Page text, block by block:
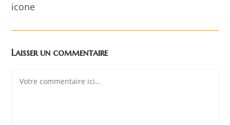
icone
Laisser un commentaire